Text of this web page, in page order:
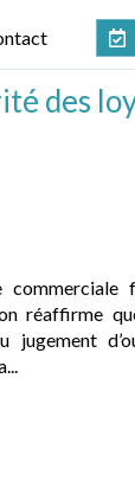
des
réaffirme